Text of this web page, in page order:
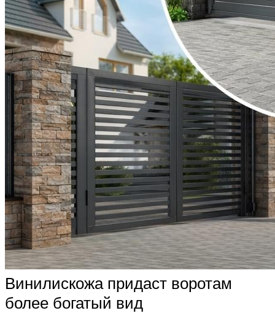
Винилискожа придаст воротам
более богатый вид